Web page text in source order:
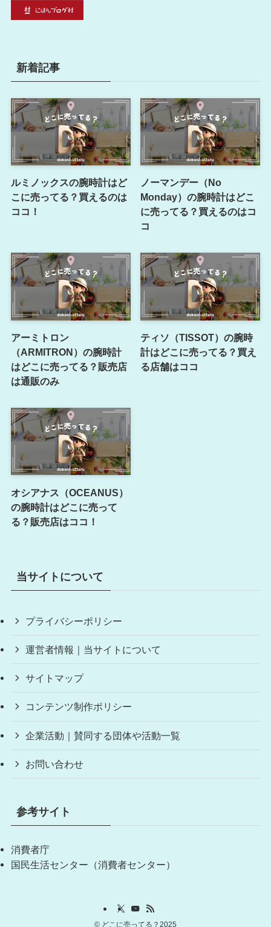
新着記事
ルミノックスの腕時計はど
こに売ってる？買えるのは
ココ！
ノーマンデー（No
Monday）の腕時計はどこ
に売ってる？買えるのはコ
コ
アーミトロン
（ARMITRON）の腕時計
はどこに売ってる？販売店
は通販のみ
ティソ（TISSOT）の腕時
計はどこに売ってる？買え
る店舗はココ
オシアナス（OCEANUS）
の腕時計はどこに売って
る？販売店はココ！
当サイトについて
プライバシーポリシー
運営者情報｜当サイトについて
サイトマップ
コンテンツ制作ポリシー
企業活動｜賛同する団体や活動一覧
お問い合わせ
参考サイト
消費者庁
国民生活センター（消費者センター）
© どこに売ってる？2025